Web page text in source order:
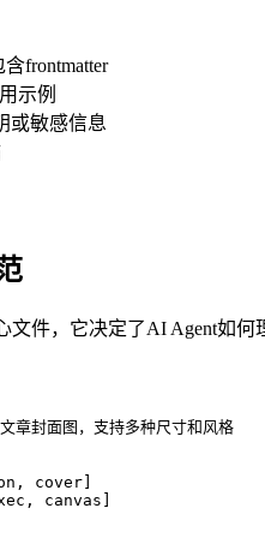
frontmatter
示例
或敏感信息
文件，它决定了AI Agent如何
封面图，支持多种尺寸和风格
cover]
canvas]